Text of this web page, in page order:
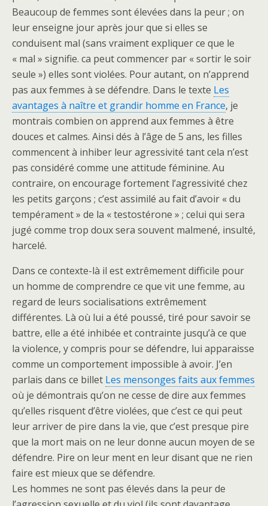
Beaucoup de femmes sont élevées dans la peur ; on
leur enseigne jour après jour que si elles se
conduisent mal (sans vraiment expliquer ce que le
« mal » signifie. ca peut commencer par « sortir le soir
seule ») elles sont violées. Pour autant, on n’apprend
pas aux femmes à se défendre. Dans le texte Les
avantages à naître et grandir homme en France, je
montrais combien on apprend aux femmes à être
douces et calmes. Ainsi dés à l’âge de 5 ans, les filles
commencent à inhiber leur agressivité tant cela n’est
pas considéré comme une attitude féminine. Au
contraire, on encourage fortement l’agressivité chez
les petits garçons ; c’est assimilé au fait d’avoir « du
tempérament » de la « testostérone » ; celui qui sera
jugé comme trop doux sera souvent malmené, insulté,
harcelé.
Dans ce contexte-là il est extrêmement difficile pour
un homme de comprendre ce que vit une femme, au
regard de leurs socialisations extrêmement
différentes. Là où lui a été poussé, tiré pour savoir se
battre, elle a été inhibée et contrainte jusqu’à ce que
la violence, y compris pour se défendre, lui apparaisse
comme un comportement impossible à avoir. J’en
parlais dans ce billet Les mensonges faits aux femmes
où je démontrais qu’on ne cesse de dire aux femmes
qu’elles risquent d’être violées, que c’est ce qui peut
leur arriver de pire dans la vie, que c’est presque pire
que la mort mais on ne leur donne aucun moyen de se
défendre. Pire on leur ment en leur disant que ne rien
faire est mieux que se défendre.
Les hommes ne sont pas élevés dans la peur de